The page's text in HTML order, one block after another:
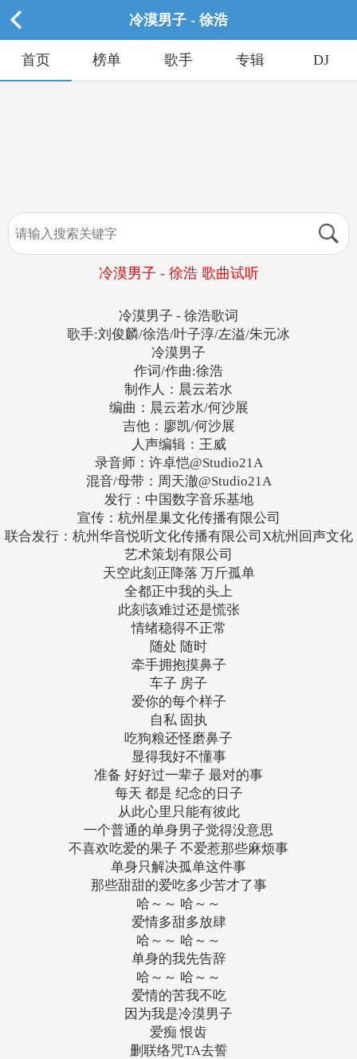
冷漠男子 - 徐浩
首页 榜单 歌手 专辑 DJ
冷漠男子 - 徐浩 歌曲试听
冷漠男子 - 徐浩歌词
歌手:刘俊麟/徐浩/叶子淳/左溢/朱元冰
冷漠男子
作词/作曲:徐浩
制作人：晨云若水
编曲：晨云若水/何沙展
吉他：廖凯/何沙展
人声编辑：王威
录音师：许卓恺@Studio21A
混音/母带：周天澈@Studio21A
发行：中国数字音乐基地
宣传：杭州星巢文化传播有限公司
联合发行：杭州华音悦听文化传播有限公司X杭州回声文化
艺术策划有限公司
天空此刻正降落 万斤孤单
全都正中我的头上
此刻该难过还是慌张
情绪稳得不正常
随处 随时
牵手拥抱摸鼻子
车子 房子
爱你的每个样子
自私 固执
吃狗粮还怪磨鼻子
显得我好不懂事
准备 好好过一辈子 最对的事
每天 都是 纪念的日子
从此心里只能有彼此
一个普通的单身男子觉得没意思
不喜欢吃爱的果子 不爱惹那些麻烦事
单身只解决孤单这件事
那些甜甜的爱吃多少苦才了事
哈～～ 哈～～
爱情多甜多放肆
哈～～ 哈～～
单身的我先告辞
哈～～ 哈～～
爱情的苦我不吃
因为我是冷漠男子
爱痴 恨齿
删联络咒TA去誓